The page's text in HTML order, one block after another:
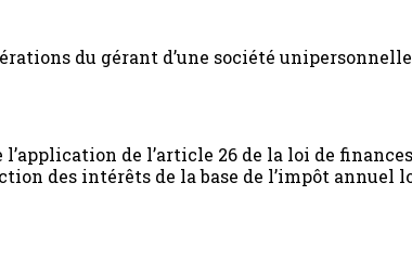
du gérant d’une société
l’application de l’article 26 de la loi de
des intérêts de la base de l’impôt annuel